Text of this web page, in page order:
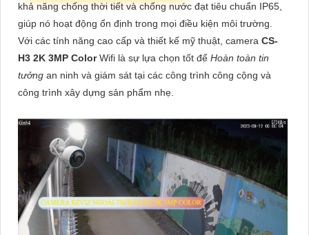
khả năng chống thời tiết và chống nước đạt tiêu chuẩn IP65,
giúp nó hoạt động ổn định trong mọi điều kiện môi trường.
Với các tính năng cao cấp và thiết kế mỹ thuật, camera CS-
H3 2K 3MP ColorWifi là sự lựa chọn tốt để Hoàn toàn tin
tưởng an ninh và giám sát tại các công trình công cộng và
công trình xây dựng sản phẩm nhẹ.